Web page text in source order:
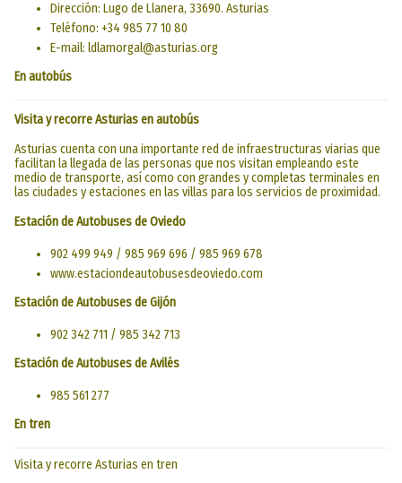
Dirección: Lugo de Llanera, 33690. Asturias
Teléfono: +34 985 77 10 80
E-mail: ldlamorgal@asturias.org
En autobús
Visita y recorre Asturias en autobús
Asturias cuenta con una importante red de infraestructuras viarias que
facilitan la llegada de las personas que nos visitan empleando este
medio de transporte, así como con grandes y completas terminales en
las ciudades y estaciones en las villas para los servicios de proximidad.
Estación de Autobuses de Oviedo
902 499 949 / 985 969 696 / 985 969 678
www.estaciondeautobusesdeoviedo.com
Estación de Autobuses de Gijón
902 342 711 / 985 342 713
Estación de Autobuses de Avilés
985 561 277
En tren
Visita y recorre Asturias en tren